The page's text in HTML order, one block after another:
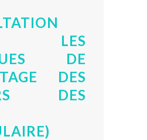
LES
DE
DES
DES